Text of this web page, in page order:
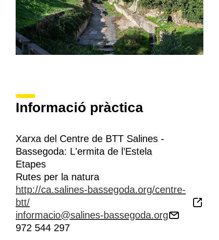
Informació pràctica
Xarxa del Centre de BTT Salines -
Bassegoda: L'ermita de l’Estela
Etapes
Rutes per la natura
http://ca.salines-bassegoda.org/centre-
btt/
informacio@salines-bassegoda.org
972 544 297